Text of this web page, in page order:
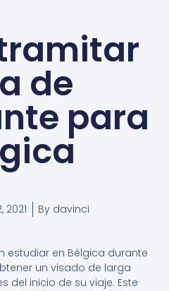
de
para
2021 By davinci
estudiar en Bélgica durante
un visado de larga
del inicio de su viaje. Este